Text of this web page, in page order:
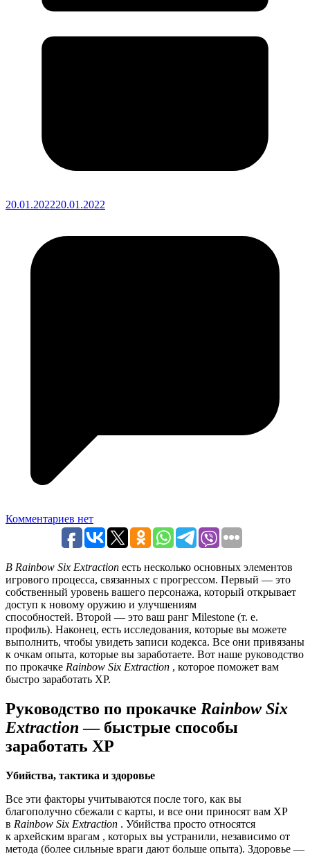
20.01.202220.01.2022
Комментариев нет
В Rainbow Six Extraction есть несколько основных элементов
игрового процесса, связанных с прогрессом. Первый — это
собственный уровень вашего персонажа, который открывает
доступ к новому оружию и улучшениям
способностей. Второй — это ваш ранг Milestone (т. е.
профиль). Наконец, есть исследования, которые вы можете
выполнить, чтобы увидеть записи кодекса. Все они привязаны
к очкам опыта, которые вы заработаете. Вот наше руководство
по прокачке Rainbow Six Extraction , которое поможет вам
быстро заработать XP.
Руководство по прокачке Rainbow Six
Extraction — быстрые способы
заработать XP
Убийства, тактика и здоровье
Все эти факторы учитываются после того, как вы
благополучно сбежали с карты, и все они приносят вам XP
в Rainbow Six Extraction . Убийства просто относятся
к архейским врагам , которых вы устранили, независимо от
метода (более сильные враги дают больше опыта). Здоровье —